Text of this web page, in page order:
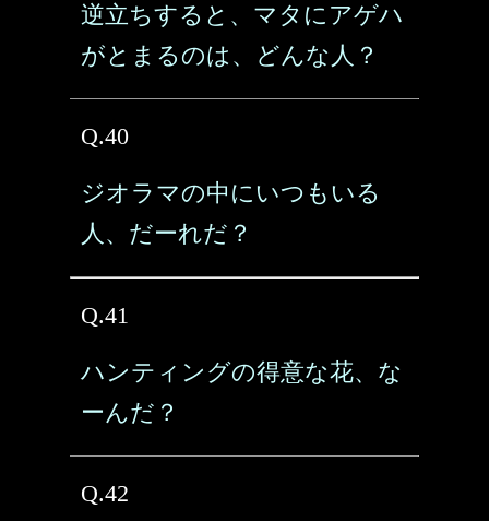
逆立ちすると、マタにアゲハ
がとまるのは、どんな人？
Q.40
ジオラマの中にいつもいる
人、だーれだ？
Q.41
ハンティングの得意な花、な
ーんだ？
Q.42